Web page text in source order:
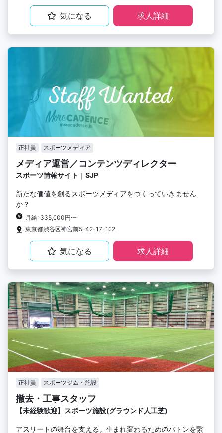
気になる 求人詳細
正社員 スポーツメディア
メディア運営／コンテンツディレクター
スポーツ情報サイト｜SJP
新たな価値を創るスポーツメディアをつくっていきません
か？
月給: 335,000円〜
東京都渋谷区神宮前5-42-17-102
気になる 求人詳細
正社員 スポーツジム・施設
撤去・工事スタッフ
【未経験歓迎】スポーツ施設(グラウンド人工芝)
アスリートの舞台を支える。生まれ変わるためのバトンを繋